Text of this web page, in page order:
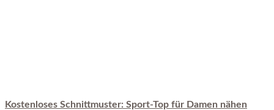
Kostenloses Schnittmuster: Sport-Top für Damen nähen